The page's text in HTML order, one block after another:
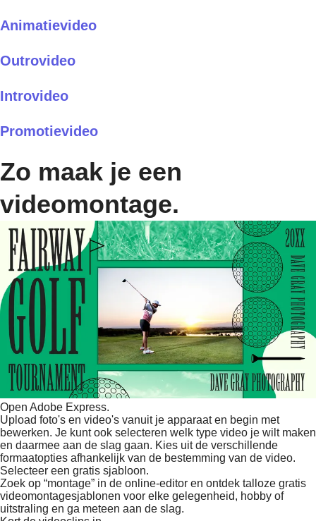
Animatievideo
Outrovideo
Introvideo
Promotievideo
Zo maak je een
videomontage.
Open Adobe Express.
Upload foto's en video's vanuit je apparaat en begin met
bewerken. Je kunt ook selecteren welk type video je wilt maken
en daarmee aan de slag gaan. Kies uit de verschillende
formaatopties afhankelijk van de bestemming van de video.
Selecteer een gratis sjabloon.
Zoek op “montage” in de online-editor en ontdek talloze gratis
videomontagesjablonen voor elke gelegenheid, hobby of
uitstraling en ga meteen aan de slag.